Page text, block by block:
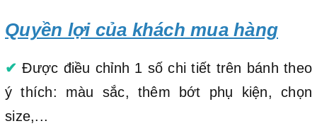
Quyền lợi của khách mua hàng
✔ Được điều chỉnh 1 số chi tiết trên bánh theo
ý thích: màu sắc, thêm bớt phụ kiện, chọn
size,...